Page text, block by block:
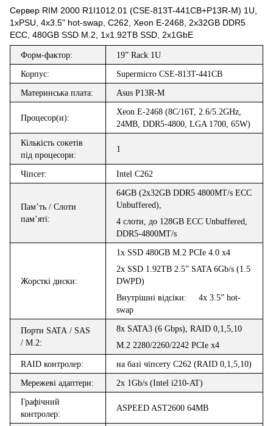
Cервер RIM 2000 R1I1012.01 (CSE-813T-441CB+P13R-M) 1U,
1xPSU, 4x3.5" hot-swap, C262, Xeon E-2468, 2x32GB DDR5
ECC, 480GB SSD M.2, 1x1.92TB SSD, 2x1GbE
Форм-фактор: 19” Rack 1U
Корпус: Supermicro CSE-813T-441CB
Материнська плата: Asus P13R-M
Процесор(и):
Xeon E-2468 (8C/16T, 2.6/5.2GHz,
24MB, DDR5-4800, LGA 1700, 65W)
Кількість сокетів
під процесори:
1
Чіпсет: Intel C262
Пам’ть / Слоти
пам’яті:
64GB (2x32GB DDR5 4800MT/s ECC
Unbuffered),
4 слоти
до 128GB ECCUnbuffered
DDR5-4800MT/s
Жорсткі диски:
1x SSD 480GB M.2 PCIe 4.0 x4
2x SSD 1.92TB 2.5” SATA 6Gb/s (1.5
DWPD)
Внутрішні відсіки: 4x 3.5”hot-
swap
Порти SATA / SAS
/ M.2:
8x SATA3 (6 Gbps), RAID 0,1,5,10
M.2 2280/2260/2242 PCIe x4
RAID контролер: на базі чіпсету C262 (RAID 0,1,5,10)
Мережеві адаптери: 2x 1Gb/s (Intel i210-AT)
Графічний
контролер:
ASPEED AST2600 64MB